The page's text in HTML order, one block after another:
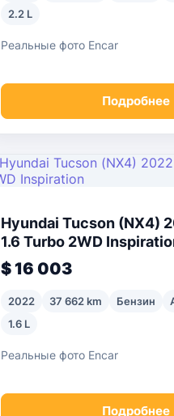
2.2 L
Реальные фото Encar
Подробнее
Hyundai Tucson (NX4)
1.6 Turbo 2WD
$ 16 003
2022 37 662 km Бензин
1.6 L
Реальные фото Encar
Подробнее